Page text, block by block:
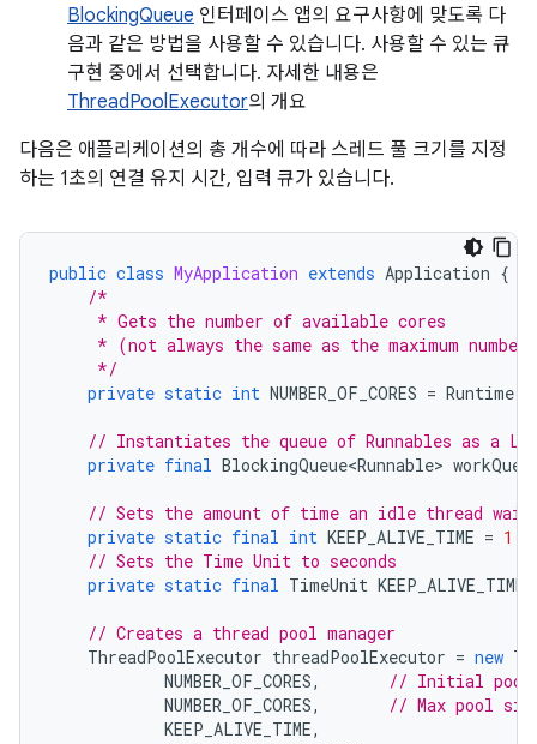
BlockingQueue 인터페이스 앱의 요구사항에 맞도록 다
음과 같은 방법을 사용할 수 있습니다. 사용할 수 있는 큐
구현 중에서 선택합니다. 자세한 내용은
ThreadPoolExecutor의 개요
다음은 애플리케이션의 총 개수에 따라 스레드 풀 크기를 지정
하는 1초의 연결 유지 시간, 입력 큐가 있습니다.
public class MyApplication extends Application {
/*
     * Gets the number of available cores
* (not always the same as the maximum number
     */
private static int NUMBER_OF_CORES = Runtime
// Instantiates the queue of Runnables as a
private final BlockingQueue<Runnable>
// Sets the amount of time an idle thread
private static final int KEEP_ALIVE_TIME = 1
// Sets the Time Unit to seconds
private static final TimeUnit
// Creates a thread pool manager
ThreadPoolExecutor threadPoolExecutor = new
NUMBER_OF_CORES,
// Initial pool
NUMBER_OF_CORES,
// Max pool
KEEP_ALIVE_TIME,